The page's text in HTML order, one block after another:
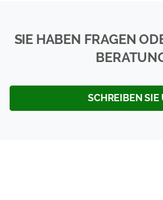
SIE HABEN FRAGEN
SCHREIBEN SIE